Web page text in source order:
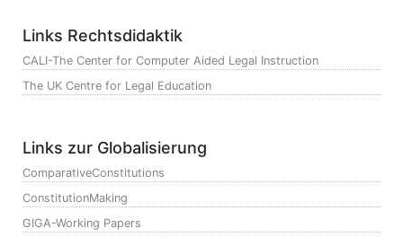
Links Rechtsdidaktik
CALI-The Center for Computer Aided Legal Instruction
The UK Centre for Legal Education
Links zur Globalisierung
ComparativeConstitutions
ConstitutionMaking
GIGA-Working Papers